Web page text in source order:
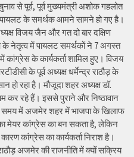
से पूर्व, पूर्व मुख्यमंत्री अशोक गहलोत
के समर्थक आमने सामने हो गए है।
विजय जैन और गत दो बार दक्षिण
के नेतृत्व में पायलट समर्थकों ने 7 अगस्त
के कार्यकर्ता शामिल हुए। विजय
के पूर्व अध्यक्ष धर्मेन्द्र राठौड़ के
रहा है। मौजूदा शहर अध्यक्ष डॉ.
कर रहे हैं। इससे पुराने और निष्ठावान
समय में अजमेर शहर में भाजपा के खिलाफ
मेयर कांग्रेस का बन सकता है, लेकिन
कांग्रेस का कार्यकर्ता निराश है।
अजमेर की राजनीति में क्यों सक्रिय